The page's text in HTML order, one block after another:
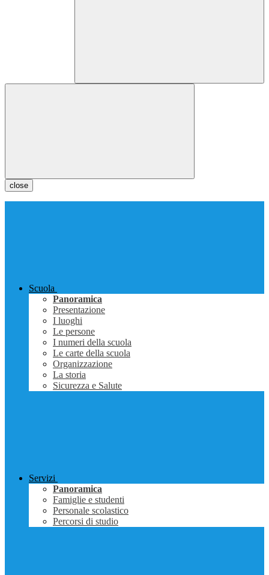
close
Scuola
Panoramica
Presentazione
I luoghi
Le persone
I numeri della scuola
Le carte della scuola
Organizzazione
La storia
Sicurezza e Salute
Servizi
Panoramica
Famiglie e studenti
Personale scolastico
Percorsi di studio